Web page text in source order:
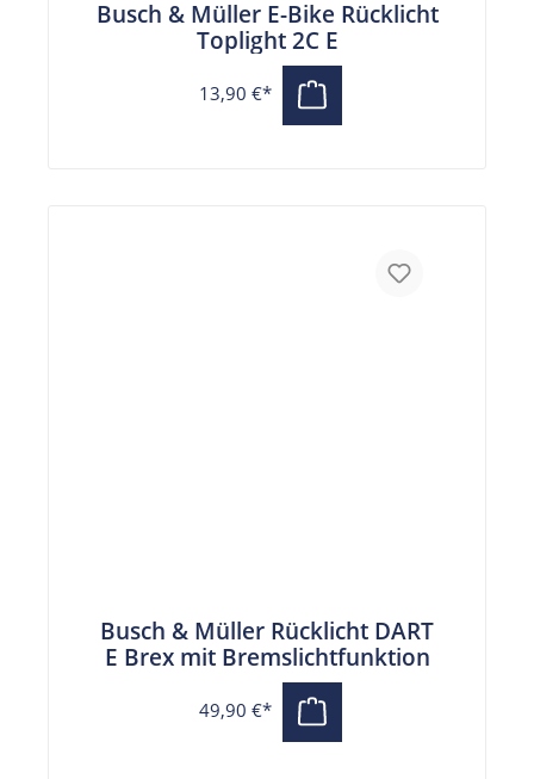
Busch & Müller E-Bike Rücklicht
Toplight 2C E
13,90 €*
Busch & Müller Rücklicht DART
E Brex mit Bremslichtfunktion
49,90 €*